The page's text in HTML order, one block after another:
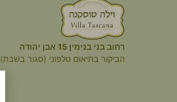
רחוב בני בנימין 15 אבן יהודה
הביקור בתיאום טלפוני (סגור בשבת)